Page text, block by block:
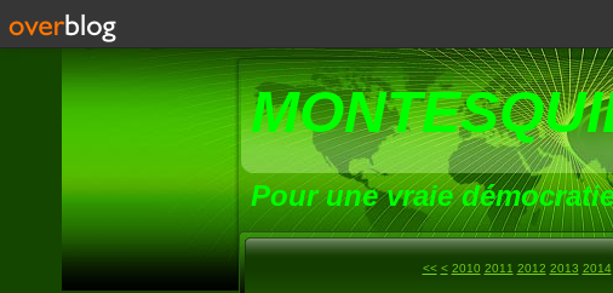
Pour une vraie
<< < 2000
2010 2011 2012 2013 2014